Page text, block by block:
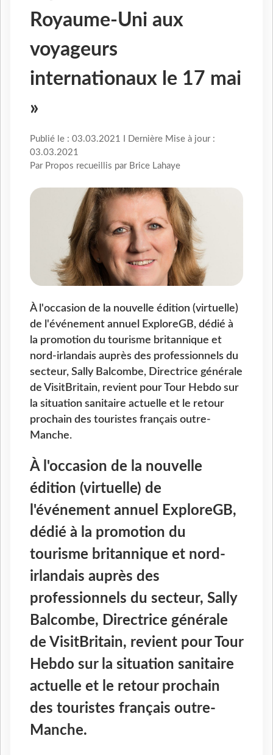
Royaume-Uni aux
voyageurs
internationaux le 17 mai
»
Publié le : 03.03.2021 I Dernière Mise à jour :
03.03.2021
Par Propos recueillis par Brice Lahaye
À l'occasion de la nouvelle édition (virtuelle)
de l'événement annuel ExploreGB, dédié à
la promotion du tourisme britannique et
nord-irlandais auprès des professionnels du
secteur, Sally Balcombe, Directrice générale
de VisitBritain, revient pour Tour Hebdo sur
la situation sanitaire actuelle et le retour
prochain des touristes français outre-
Manche.
À l'occasion de la nouvelle
édition (virtuelle) de
l'événement annuel ExploreGB,
dédié à la promotion du
tourisme britannique et nord-
irlandais auprès des
professionnels du secteur, Sally
Balcombe, Directrice générale
de VisitBritain, revient pour Tour
Hebdo sur la situation sanitaire
actuelle et le retour prochain
des touristes français outre-
Manche.